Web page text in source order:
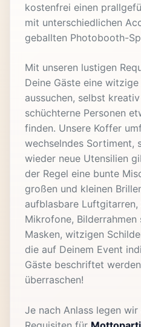
kostenfrei einen
mit unterschiedlichen
geballten Photobooth-
Mit unseren lustigen
Deine Gäste eine
aussuchen, selbst
schüchterne Personen
finden. Unsere Koffer
wechselndes Sortiment,
wieder neue Utensilien
der Regel eine bunte
großen und kleinen
aufblasbare Luftgitarren,
Mikrofone, Bilderrahmen
Masken, witzigen
die auf Deinem Event
Gäste beschriftet
überraschen!
Je nach Anlass legen